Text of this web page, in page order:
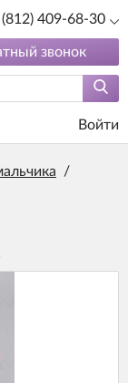
409-68-30
звонок
Войти
/